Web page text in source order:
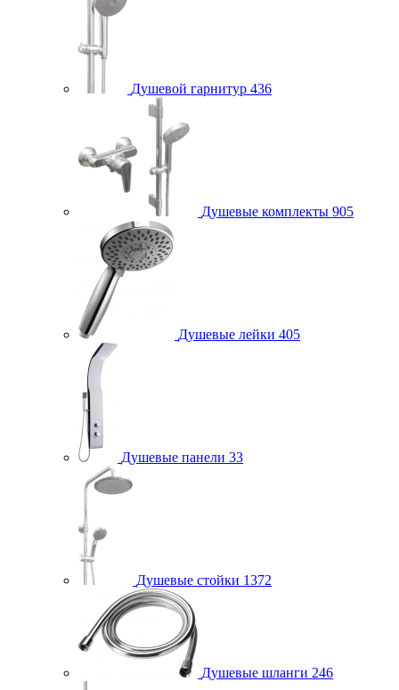
Душевой гарнитур 436
Душевые комплекты 905
Душевые лейки 405
Душевые панели 33
Душевые стойки 1372
Душевые шланги 246